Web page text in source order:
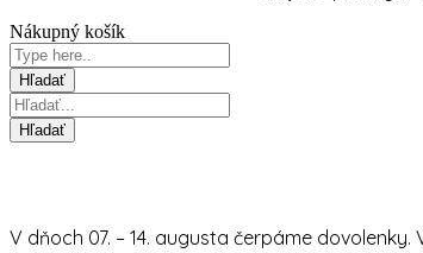
Nákupný košík
V dňoch 07. – 14. augusta čerpáme